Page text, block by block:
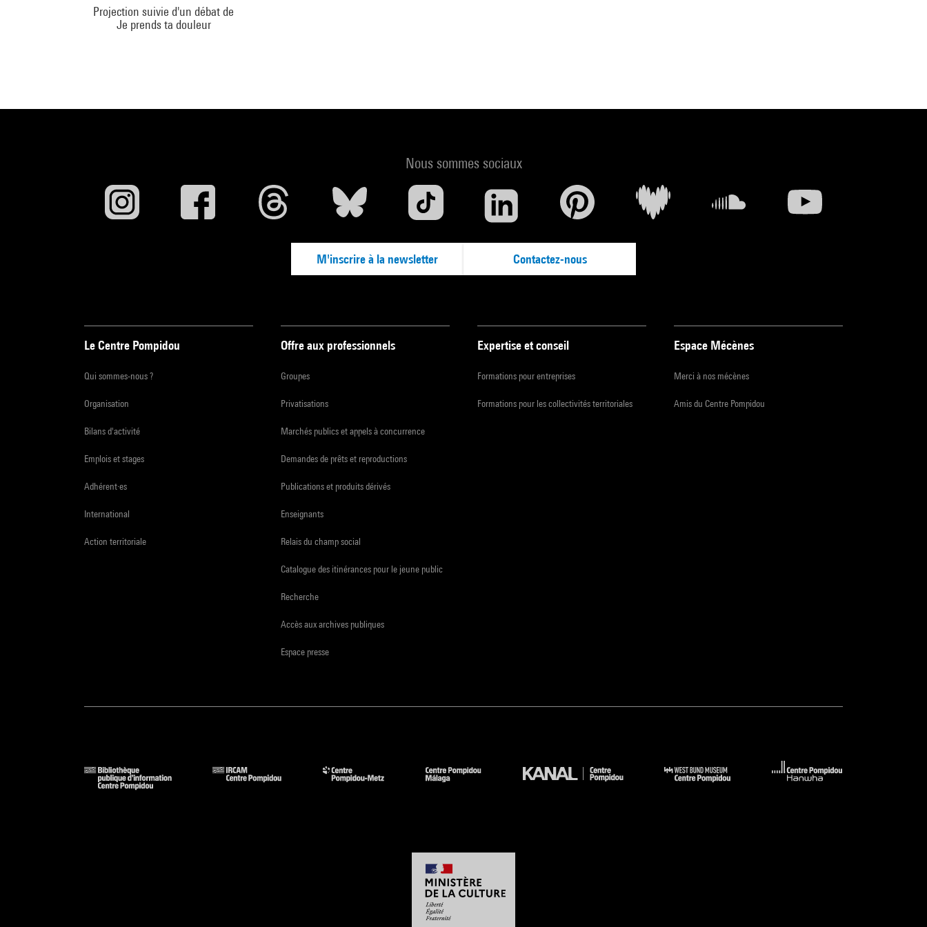
Projection suivie d'un débat de
Je prends ta douleur
Nous sommes sociaux
M'inscrire à la newsletter Contactez-nous
Le Centre Pompidou
Qui sommes-nous ?
Organisation
Bilans d'activité
Emplois et stages
Adhérent·es
International
Action territoriale
Offre aux professionnels
Groupes
Privatisations
Marchés publics et appels à concurrence
Demandes de prêts et reproductions
Publications et produits dérivés
Enseignants
Relais du champ social
Catalogue des itinérances pour le jeune public
Recherche
Accès aux archives publiques
Espace presse
Expertise et conseil
Formations pour entreprises
Formations pour les collectivités territoriales
Espace Mécènes
Merci à nos mécènes
Amis du Centre Pompidou